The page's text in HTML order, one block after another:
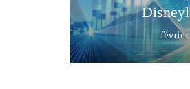
février